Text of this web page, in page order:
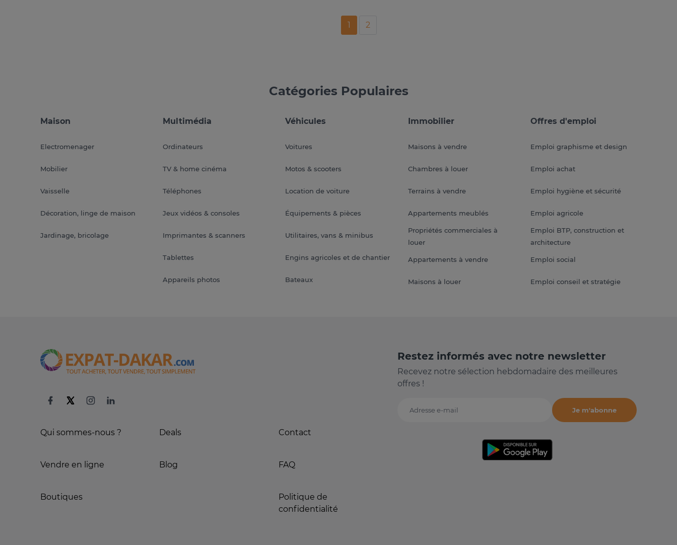
1 2
Catégories Populaires
Maison
Electromenager
Mobilier
Vaisselle
Décoration, linge de maison
Jardinage, bricolage
Multimédia
Ordinateurs
TV & home cinéma
Téléphones
Jeux vidéos & consoles
Imprimantes & scanners
Tablettes
Appareils photos
Véhicules
Voitures
Motos & scooters
Location de voiture
Équipements & pièces
Utilitaires, vans & minibus
Engins agricoles et de chantier
Bateaux
Immobilier
Maisons à vendre
Chambres à louer
Terrains à vendre
Appartements meublés
Propriétés commerciales à
louer
Appartements à vendre
Maisons à louer
Offres d'emploi
Emploi graphisme et design
Emploi achat
Emploi hygiène et sécurité
Emploi agricole
Emploi BTP, construction et
architecture
Emploi social
Emploi conseil et stratégie
Qui sommes-nous ?
Vendre en ligne
Boutiques
Deals
Blog
Contact
FAQ
Politique de
confidentialité
Restez informés avec notre newsletter
Recevez notre sélection hebdomadaire des meilleures
offres !
Adresse e-mail
Je m'abonne